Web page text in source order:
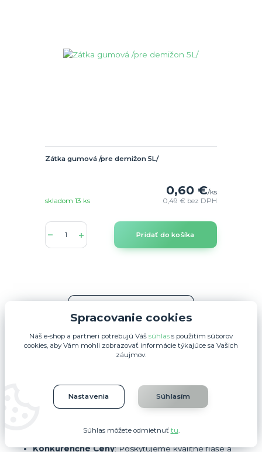
Zátka gumová /pre demižon 5L/
0,60 €/ks
0,49 € bez DPH
skladom 13 ks
Pridať do košíka
strana z 5 ďalšie
Prečo Kúpiť Fľaše a Zátky u Nás?
všetky vaše potreby – od domácej výroby po komerčné
využitie.
Konkurenčné Ceny: Poskytujeme kvalitné fľaše a
Spracovanie cookies
Náš e-shop a partneri potrebujú Váš súhlas s použitím súborov
cookies, aby Vám mohli zobrazovať informácie týkajúce sa Vašich
záujmov.
Nastavenia Súhlasím
Súhlas môžete odmietnuť tu.